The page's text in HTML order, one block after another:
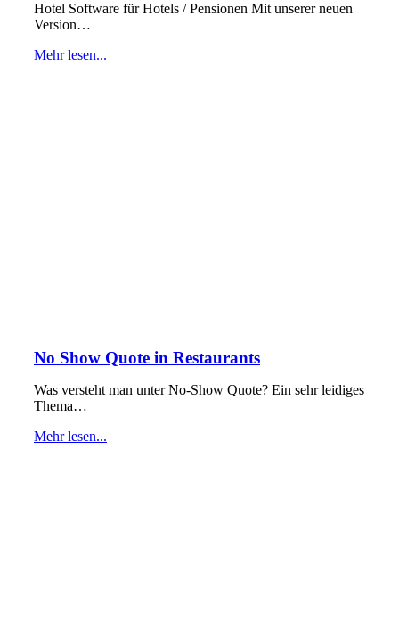
Hotel Software für Hotels / Pensionen Mit unserer neuen
Version…
Mehr lesen...
No Show Quote in Restaurants
Was versteht man unter No-Show Quote? Ein sehr leidiges
Thema…
Mehr lesen...